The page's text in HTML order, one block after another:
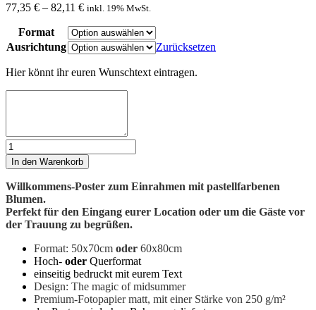
77,35 € – 82,11 € inkl. 19% MwSt.
Format
Ausrichtung
Zurücksetzen
Euer
Hier könnt ihr euren Wunschtext eintragen.
Willkommens-
Poster
|
the
magic
of
midsummer
In den Warenkorb
Willkommens-Poster zum Einrahmen mit pastellfarbenen
Blumen.
Perfekt für den Eingang eurer Location oder um die Gäste vor
der Trauung zu begrüßen.
Format: 50x70cm oder 60x80cm
Hoch- oder Querformat
einseitig bedruckt mit eurem Text
Design: The magic of midsummer
Premium-Fotopapier matt, mit einer Stärke von 250 g/m²